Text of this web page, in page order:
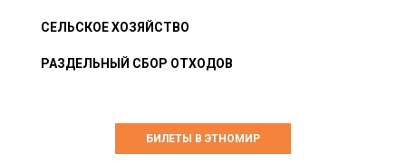
СЕЛЬСКОЕ ХОЗЯЙСТВО
РАЗДЕЛЬНЫЙ СБОР ОТХОДОВ
БИЛЕТЫ В ЭТНОМИР